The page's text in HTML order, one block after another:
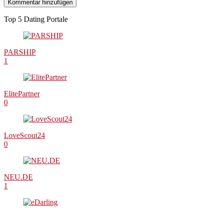
Top 5 Dating Portale
PARSHIP
1
ElitePartner
0
LoveScout24
0
NEU.DE
1